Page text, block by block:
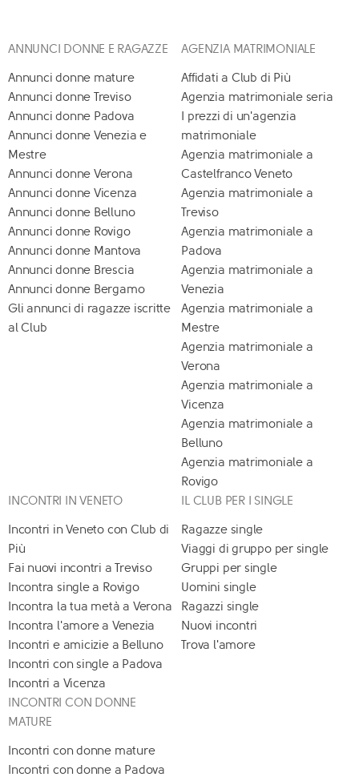
ANNUNCI DONNE E RAGAZZE
Annunci donne mature
Annunci donne Treviso
Annunci donne Padova
Annunci donne Venezia e
Mestre
Annunci donne Verona
Annunci donne Vicenza
Annunci donne Belluno
Annunci donne Rovigo
Annunci donne Mantova
Annunci donne Brescia
Annunci donne Bergamo
Gli annunci di ragazze iscritte
al Club
AGENZIA MATRIMONIALE
Affidati a Club di Più
Agenzia matrimoniale seria
I prezzi di un'agenzia
matrimoniale
Agenzia matrimoniale a
Castelfranco Veneto
Agenzia matrimoniale a
Treviso
Agenzia matrimoniale a
Padova
Agenzia matrimoniale a
Venezia
Agenzia matrimoniale a
Mestre
Agenzia matrimoniale a
Verona
Agenzia matrimoniale a
Vicenza
Agenzia matrimoniale a
Belluno
Agenzia matrimoniale a
Rovigo
INCONTRI IN VENETO
Incontri in Veneto con Club di
Più
Fai nuovi incontri a Treviso
Incontra single a Rovigo
Incontra la tua metà a Verona
Incontra l'amore a Venezia
Incontri e amicizie a Belluno
Incontri con single a Padova
Incontri a Vicenza
IL CLUB PER I SINGLE
Ragazze single
Viaggi di gruppo per single
Gruppi per single
Uomini single
Ragazzi single
Nuovi incontri
Trova l'amore
INCONTRI CON DONNE
MATURE
Incontri con donne mature
Incontri con donne a Padova